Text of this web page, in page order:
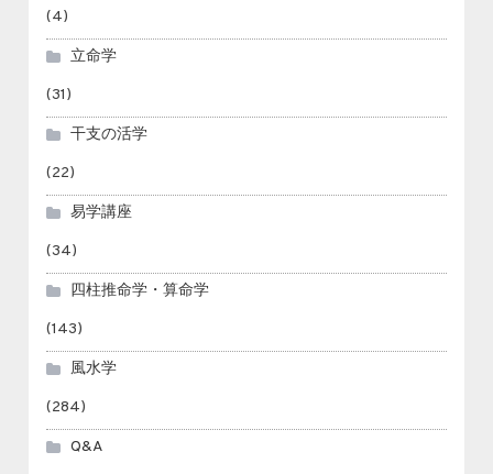
(4)
立命学
(31)
干支の活学
(22)
易学講座
(34)
四柱推命学・算命学
(143)
風水学
(284)
Q&A